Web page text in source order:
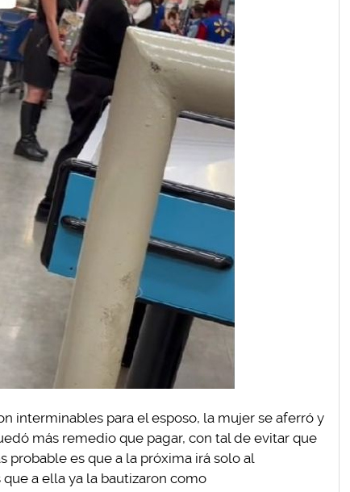
interminables para el esposo, la mujer se aferró y
más remedio que pagar, con tal de evitar que
probable es que a la próxima irá solo al
a ella ya la bautizaron como